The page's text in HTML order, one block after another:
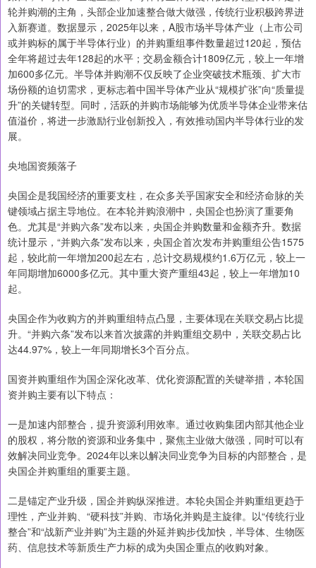
轮并购潮的主角，头部企业加速整合做大做强，传统行业积极跨界进
入新赛道。数据显示，2025年以来，A股市场半导体产业（上市公司
或并购标的属于半导体行业）的并购重组事件数量超过120起，预估
全年将超过去年128起的水平；交易金额合计1809亿元，较上一年增
加600多亿元。半导体并购潮不仅反映了企业突破技术瓶颈、扩大市
场份额的迫切需求，更标志着中国半导体产业从“规模扩张”向“质量提
升”的关键转型。同时，活跃的并购市场能够为优质半导体企业带来估
值溢价，将进一步激励行业创新投入，有效推动国内半导体行业的发
展。
央地国资频落子
央国企是我国经济的重要支柱，在众多关乎国家安全和经济命脉的关
键领域占据主导地位。在本轮并购浪潮中，央国企也扮演了重要角
色。尤其是“并购六条”发布以来，央国企并购数量和金额齐升。数据
统计显示，“并购六条”发布以来，央国企首次发布并购重组公告1575
起，较此前一年增加200起左右，总计交易规模约1.6万亿元，较上一
年同期增加6000多亿元。其中重大资产重组43起，较上一年增加10
起。
央国企作为收购方的并购重组特点凸显，主要体现在关联交易占比提
升。“并购六条”发布以来首次披露的并购重组交易中，关联交易占比
达44.97%，较上一年同期增长3个百分点。
国资并购重组作为国企深化改革、优化资源配置的关键举措，本轮国
资并购主要有以下特点：
一是加速内部整合，提升资源利用效率。通过收购集团内部其他企业
的股权，将分散的资源和业务集中，聚焦主业做大做强，同时可以有
效解决同业竞争。2024年以来以解决同业竞争为目标的内部整合，是
央国企并购重组的重要主题。
二是锚定产业升级，国企并购纵深推进。本轮央国企并购重组更趋于
理性，产业并购、“硬科技”并购、市场化并购是主旋律。以“传统行业
整合”和“战新产业并购”为主题的外延并购步伐加快，半导体、生物医
药、信息技术等新质生产力标的成为央国企重点的收购对象。